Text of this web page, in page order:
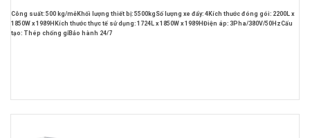
Công suất: 500 kg/mẻKhối lượng thiết bị: 5500kg Số lượng xe đẩy: 4Kích thước đóng gói: 2200L x
1850W x 1989H Kích thước thực tế sử dụng: 1724L x 1850W x 1989H Điện áp: 3Pha/380V/50HzCấu
tạo: Thép chống gỉBảo hành 24/7